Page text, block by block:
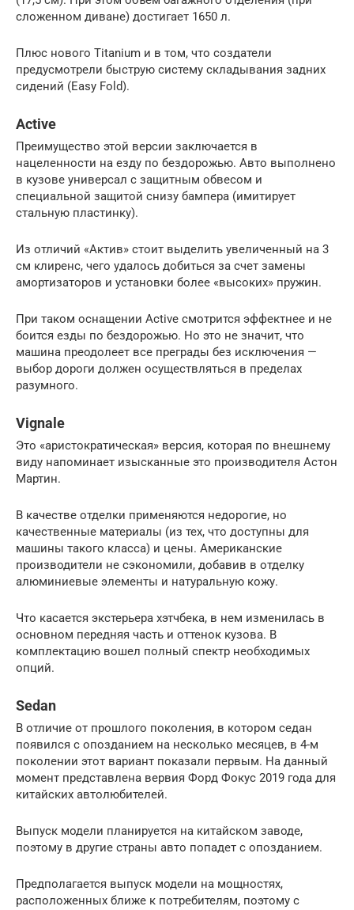
сложенном диване) достигает 1650 л.
Плюс нового Titanium и в том, что создатели
предусмотрели быструю систему складывания задних
сидений (Easy Fold).
Active
Преимущество этой версии заключается в
нацеленности на езду по бездорожью. Авто выполнено
в кузове универсал с защитным обвесом и
специальной защитой снизу бампера (имитирует
стальную пластинку).
Из отличий «Актив» стоит выделить увеличенный на 3
см клиренс, чего удалось добиться за счет замены
амортизаторов и установки более «высоких» пружин.
При таком оснащении Active смотрится эффектнее и не
боится езды по бездорожью. Но это не значит, что
машина преодолеет все преграды без исключения —
выбор дороги должен осуществляться в пределах
разумного.
Vignale
Это «аристократическая» версия, которая по внешнему
виду напоминает изысканные это производителя Астон
Мартин.
В качестве отделки применяются недорогие, но
качественные материалы (из тех, что доступны для
машины такого класса) и цены. Американские
производители не сэкономили, добавив в отделку
алюминиевые элементы и натуральную кожу.
Что касается экстерьера хэтчбека, в нем изменилась в
основном передняя часть и оттенок кузова. В
комплектацию вошел полный спектр необходимых
опций.
Sedan
В отличие от прошлого поколения, в котором седан
появился с опозданием на несколько месяцев, в 4-м
поколении этот вариант показали первым. На данный
момент представлена вервия Форд Фокус 2019 года для
китайских автолюбителей.
Выпуск модели планируется на китайском заводе,
поэтому в другие страны авто попадет с опозданием.
Предполагается выпуск модели на мощностях,
расположенных ближе к потребителям, поэтому с